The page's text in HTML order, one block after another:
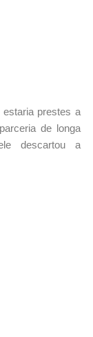
prestes a
de longa
descartou a